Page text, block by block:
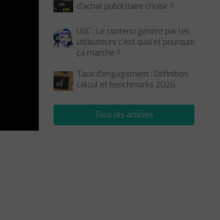
d'achat publicitaire choisir ?
UGC : Le contenu généré par les
utilisateurs c'est quoi et pourquoi
ça marche ?
Taux d'engagement : Définition,
calcul et benchmarks 2026
Tous les articles